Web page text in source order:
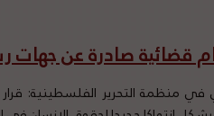
قضائية صادرة عن جهات
في منظمة التحرير الفلسطينية: